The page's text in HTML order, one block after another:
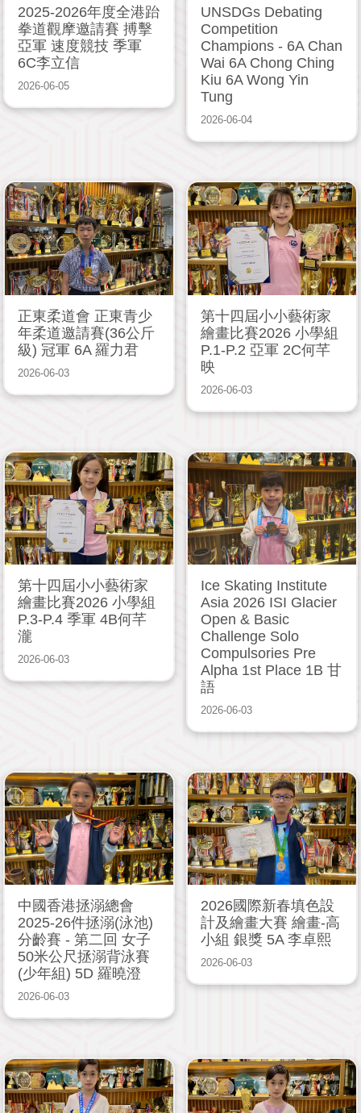
2025-2026年度全港跆
拳道觀摩邀請賽 搏擊
亞軍 速度競技 季軍
6C李立信
2026-06-05
UNSDGs Debating
Competition
Champions - 6A Chan
Wai 6A Chong Ching
Kiu 6A Wong Yin
Tung
2026-06-04
正東柔道會 正東青少
年柔道邀請賽(36公斤
級) 冠軍 6A 羅力君
2026-06-03
第十四屆小小藝術家
繪畫比賽2026 小學組
P.1-P.2 亞軍 2C何芊
映
2026-06-03
第十四屆小小藝術家
繪畫比賽2026 小學組
P.3-P.4 季軍 4B何芊
瀧
2026-06-03
Ice Skating Institute
Asia 2026 ISI Glacier
Open & Basic
Challenge Solo
Compulsories Pre
Alpha 1st Place 1B 甘
語
2026-06-03
中國香港拯溺總會
2025-26件拯溺(泳池)
分齡賽 - 第二回 女子
50米公尺拯溺背泳賽
(少年組) 5D 羅曉澄
2026-06-03
2026國際新春填色設
計及繪畫大賽 繪畫-高
小組 銀獎 5A 李卓熙
2026-06-03